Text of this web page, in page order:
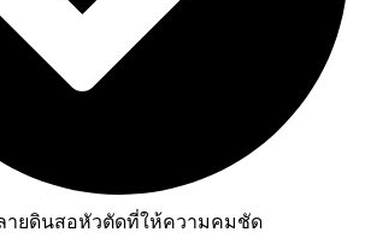
ายดินสอหัวตัดที่ให้ความคมชัด